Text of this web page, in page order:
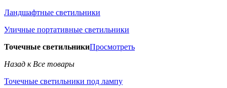
Ландшафтные светильники
Уличные портативные светильники
Точечные светильникиПросмотреть
Назад к Все товары
Точечные светильники под лампу